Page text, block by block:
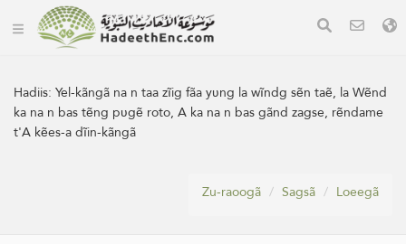
Hadiis:Yel-kãngã na n taa zĩig fãa yʋng la wĩndg sẽn taẽ, la Wẽnd
ka na n bas tẽng pʋgẽ roto, A ka na n bas gãnd zagse, rẽndame
t'A kẽes-a dĩin-kãngã
Zu-raoogã Sagsã Loeegã